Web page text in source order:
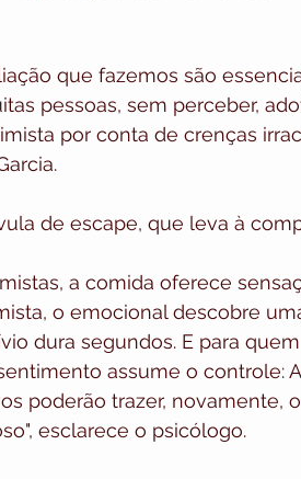
que fazemos são
pessoas, sem perceber,
por conta de crenças
de escape, que leva à
a comida oferece
o emocional descobre
dura segundos. E para quem
assume o controle:
poderão trazer, novamente, o
esclarece o psicólogo.